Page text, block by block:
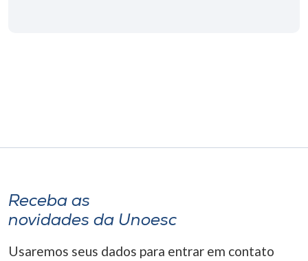
Selecione
o idioma
Receba as
novidades da Unoesc
Usaremos seus dados para entrar em contato